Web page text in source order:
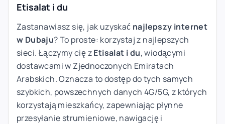
Etisalat i du
Zastanawiasz się, jak uzyskać najlepszy internet
w Dubaju? To proste: korzystaj z najlepszych
sieci. Łączymy cię zEtisalat i du, wiodącymi
dostawcami w Zjednoczonych Emiratach
Arabskich. Oznacza to dostęp do tych samych
szybkich, powszechnych danych 4G/5G, z których
korzystają mieszkańcy, zapewniając płynne
przesyłanie strumieniowe, nawigację i